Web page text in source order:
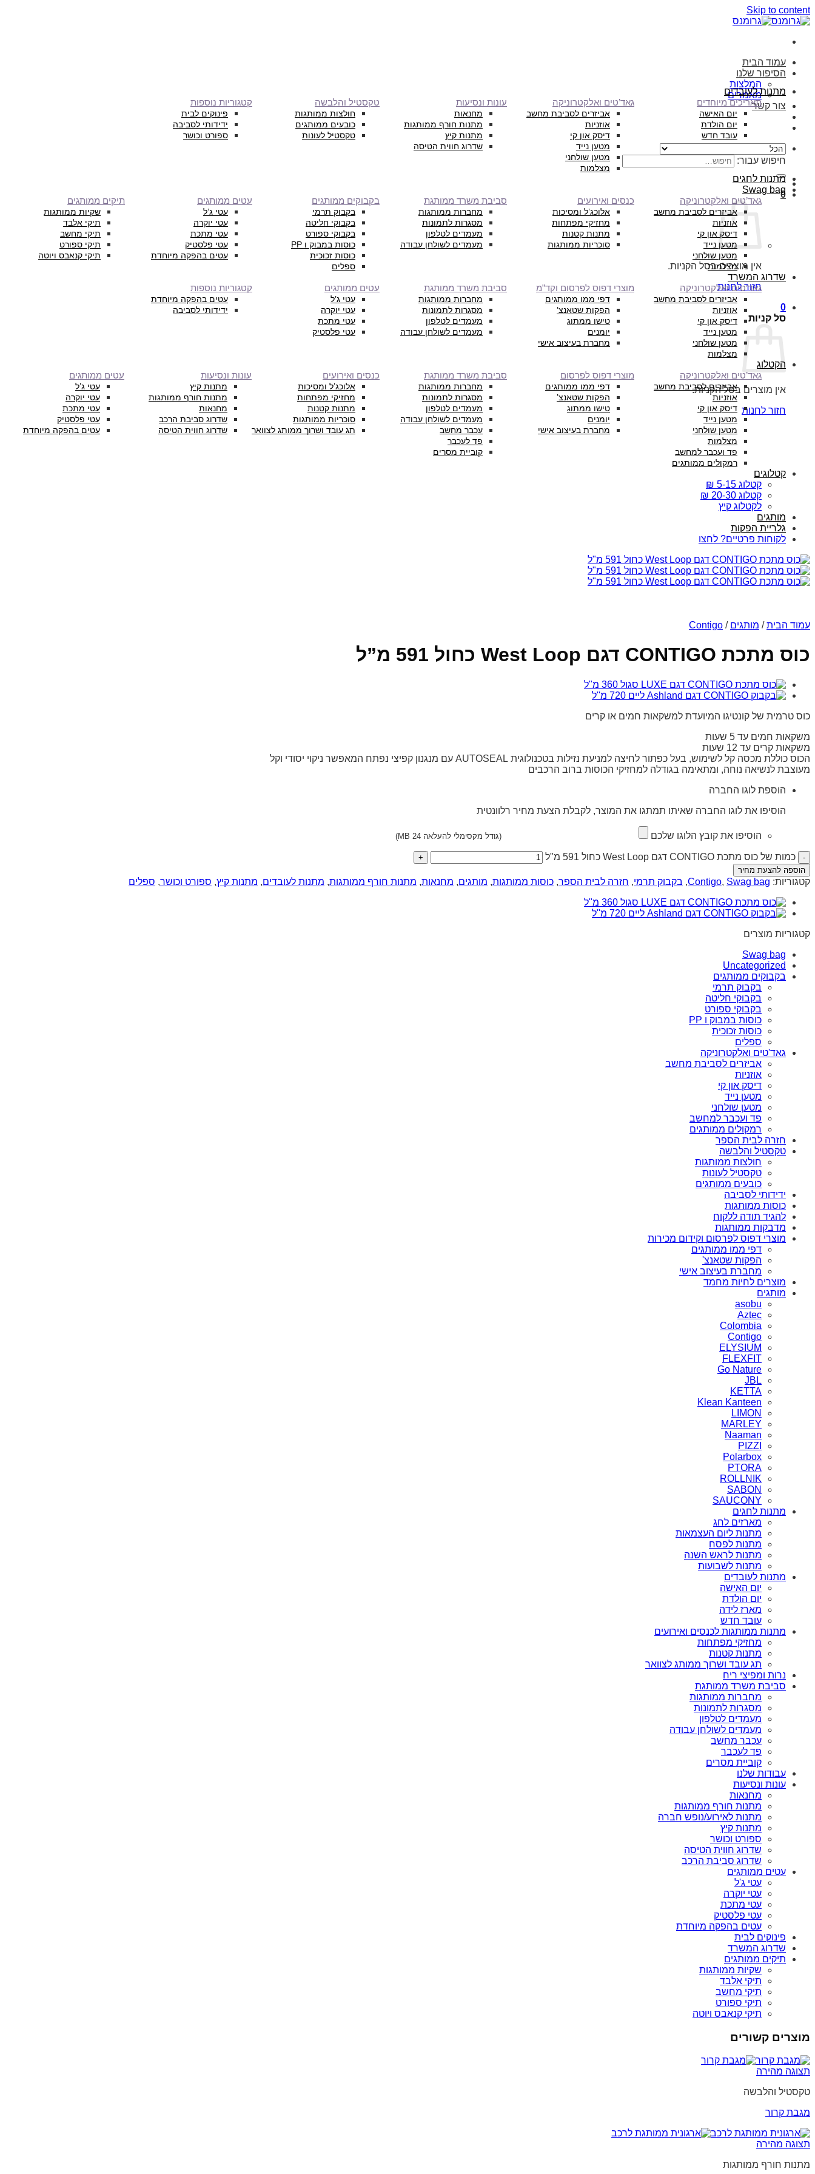
Skip to content
עמוד הבית
הסיפור שלנו
המלצות
מאמרים
צור קשר
חיפוש עבור:
0
אין מוצרים בסל הקניות.
חזור לחנות
0
סל קניות
אין מוצרים בסל הקניות.
חזור לחנות
מתנות לעובדים
תאריכים מיוחדים
יום האישה
יום הולדת
עובד חדש
גאד’טים ואלקטרוניקה
אביזרים לסביבת מחשב
אוזניות
דיסק און קי
מטען נייד
מטען שולחני
מצלמות
עונות ונסיעות
מחנאות
מתנות חורף ממותגות
מתנות קיץ
שדרוג חווית הטיסה
טקסטיל והלבשה
חולצות ממותגות
כובעים ממותגים
טקסטיל לעונות
קטגוריות נוספות
פינוקים לבית
ידידותי לסביבה
ספורט וכושר
מתנות לחגים
Swag bag
גאד’טים ואלקטרוניקה
אביזרים לסביבת מחשב
אוזניות
דיסק און קי
מטען נייד
מטען שולחני
מצלמות
כנסים ואירועים
אלוכג’ל ומסיכות
מחזיקי מפתחות
מתנות קטנות
סוכריות ממותגות
סביבת משרד ממותגת
מחברות ממותגות
מסגרות לתמונות
מעמדים לטלפון
מעמדים לשולחן עבודה
בקבוקים ממותגים
בקבוק תרמי
בקבוקי חליטה
בקבוקי ספורט
כוסות במבוק ו PP
כוסות זכוכית
ספלים
עטים ממותגים
עטי ג’ל
עטי יוקרה
עטי מתכת
עטי פלסטיק
עטים בהפקה מיוחדת
תיקים ממותגים
שקיות ממותגות
תיקי אלבד
תיקי מחשב
תיקי ספורט
תיקי קנאבס ויוטה
שדרוג המשרד
גאד’טים ואלקטרוניקה
אביזרים לסביבת מחשב
אוזניות
דיסק און קי
מטען נייד
מטען שולחני
מצלמות
מוצרי דפוס לפרסום וקד”מ
דפי ממו ממותגים
הפקות שטאנצ’
טישו ממתוג
יומנים
מחברת בעיצוב אישי
סביבת משרד ממותגת
מחברות ממותגות
מסגרות לתמונות
מעמדים לטלפון
מעמדים לשולחן עבודה
עטים ממותגים
עטי ג’ל
עטי יוקרה
עטי מתכת
עטי פלסטיק
קטגוריות נוספות
עטים בהפקה מיוחדת
ידידותי לסביבה
הקטלוג
גאד’טים ואלקטרוניקה
אביזרים לסביבת מחשב
אוזניות
דיסק און קי
מטען נייד
מטען שולחני
מצלמות
פד ועכבר למחשב
רמקולים ממותגים
מוצרי דפוס לפרסום
דפי ממו ממותגים
הפקות שטאנצ’
טישו ממתוג
יומנים
מחברת בעיצוב אישי
סביבת משרד ממותגת
מחברות ממותגות
מסגרות לתמונות
מעמדים לטלפון
מעמדים לשולחן עבודה
עכבר מחשב
פד לעכבר
קוביית מסרים
כנסים ואירועים
אלוכג’ל ומסיכות
מחזיקי מפתחות
מתנות קטנות
סוכריות ממותגות
תג עובד ושרוך ממותג לצוואר
עונות ונסיעות
מתנות קיץ
מתנות חורף ממותגות
מחנאות
שדרוג סביבת הרכב
שדרוג חווית הטיסה
עטים ממותגים
עטי ג’ל
עטי יוקרה
עטי מתכת
עטי פלסטיק
עטים בהפקה מיוחדת
קטלוגים
קטלוג 5-15 ₪
קטלוג 20-30 ₪
לקטלוג קיץ
מותגים
גלריית הפקות
לקוחות פרטיים? לחצו
עמוד הבית / מותגים /
Contigo
כוס מתכת CONTIGO דגם West Loop כחול 591 מ”ל
כוס טרמית של קונטיגו המיועדת למשקאות חמים או קרים
משקאות חמים עד 5 שעות
משקאות קרים עד 12 שעות
הכוס כוללת מכסה קל לשימוש, בעל כפתור לחיצה למניעת נזילות בטכנולוגית AUTOSEAL עם מנגנון קפיצי נפתח המאפשר ניקוי יסודי וקל
מעוצבת לנשיאה נוחה, ומתאימה בגודלה למחזיקי הכוסות ברוב הרכבים
הוספת לוגו החברה
הוסיפו את לוגו החברה שאיתו תמתגו את המוצר, לקבלת הצעת מחיר רלוונטית
הוסיפו את קובץ הלוגו שלכם (גודל מקסימלי להעלאה 24 MB)
כמות של כוס מתכת CONTIGO דגם West Loop כחול 591 מ"ל
הוספה להצעת מחיר
קטגוריות: Contigo, Swag bag
, בקבוק תרמי, חזרה לבית הספר, כוסות ממותגות, מותגים, מחנאות, מתנות חורף ממותגות, מתנות לעובדים, מתנות קיץ, ספורט וכושר, ספלים
קטגוריות מוצרים
Swag bag
Uncategorized
בקבוקים ממותגים
בקבוק תרמי
בקבוקי חליטה
בקבוקי ספורט
כוסות במבוק ו PP
כוסות זכוכית
ספלים
גאד'טים ואלקטרוניקה
אביזרים לסביבת מחשב
אוזניות
דיסק און קי
מטען נייד
מטען שולחני
פד ועכבר למחשב
רמקולים ממותגים
חזרה לבית הספר
טקסטיל והלבשה
חולצות ממותגות
טקסטיל לעונות
כובעים ממותגים
ידידותי לסביבה
כוסות ממותגות
להגיד תודה ללקוח
מדבקות ממותגות
מוצרי דפוס לפרסום וקידום מכירות
דפי ממו ממותגים
הפקות שטאנצ'
מחברת בעיצוב אישי
מוצרים לחיות מחמד
מותגים
asobu
Aztec
Colombia
Contigo
ELYSIUM
FLEXFIT
Go Nature
JBL
KETTA
Klean Kanteen
LIMON
MARLEY
Naaman
PIZZI
Polarbox
PTORA
ROLLNIK
SABON
SAUCONY
מתנות לחגים
מארזים לחג
מתנות ליום העצמאות
מתנות לפסח
מתנות לראש השנה
מתנות לשבועות
מתנות לעובדים
יום האישה
יום הולדת
מארז לידה
עובד חדש
מתנות ממותגות לכנסים ואירועים
מחזיקי מפתחות
מתנות קטנות
תג עובד ושרוך ממותג לצוואר
נרות ומפיצי ריח
סביבת משרד ממותגת
מחברות ממותגות
מסגרות לתמונות
מעמדים לטלפון
מעמדים לשולחן עבודה
עכבר מחשב
פד לעכבר
קוביית מסרים
עבודות שלנו
עונות ונסיעות
מחנאות
מתנות חורף ממותגות
מתנות לאירוע/נופש חברה
מתנות קיץ
ספורט וכושר
שדרוג חווית הטיסה
שדרוג סביבת הרכב
עטים ממותגים
עטי ג'ל
עטי יוקרה
עטי מתכת
עטי פלסטיק
עטים בהפקה מיוחדת
פינוקים לבית
שדרוג המשרד
תיקים ממותגים
שקיות ממותגות
תיקי אלבד
תיקי מחשב
תיקי ספורט
תיקי קנאבס ויוטה
מוצרים קשורים
תצוגה מהירה
טקסטיל והלבשה
מגבת קרור
תצוגה מהירה
מתנות חורף ממותגות